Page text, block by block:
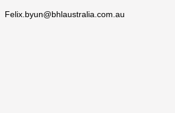
Felix.byun@bhlaustralia.com.au